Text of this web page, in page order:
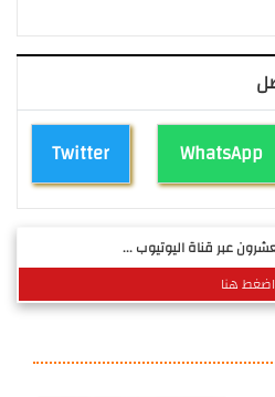
Twitter WhatsApp
عبر قناة اليوتيوب ...
اضغط هنا